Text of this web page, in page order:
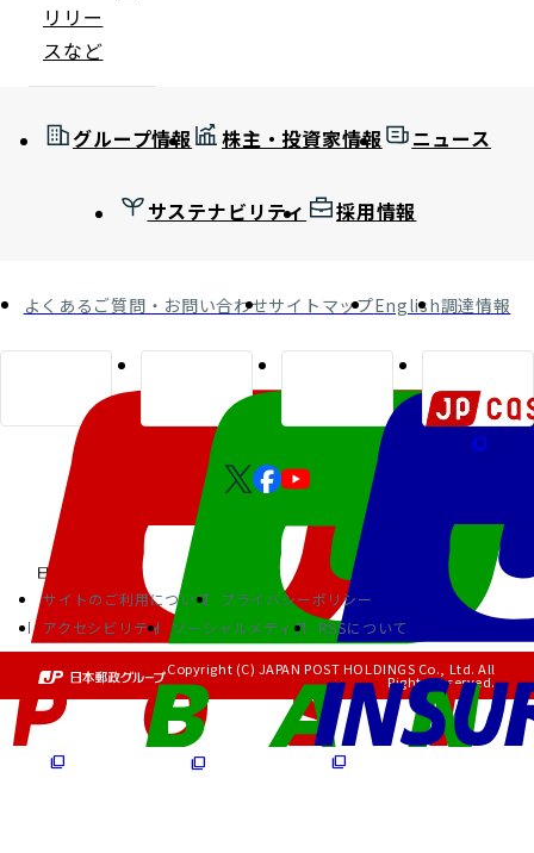
リリー
スなど
グループ情報 株主・投資家情報 ニュース
サステナビリティ 採用情報
よくあるご質問・お問い合わせサイトマップEnglish調達情報
サイトのご利用について
プライバシーポリシー
アクセシビリティ
ソーシャルメディア RSSについて
Copyright (C) JAPAN POST HOLDINGS Co., Ltd. All
Rights Reserved.